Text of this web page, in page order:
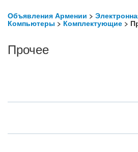
Объявления Армении >
Компьютеры > Комплектующие >
Прочее